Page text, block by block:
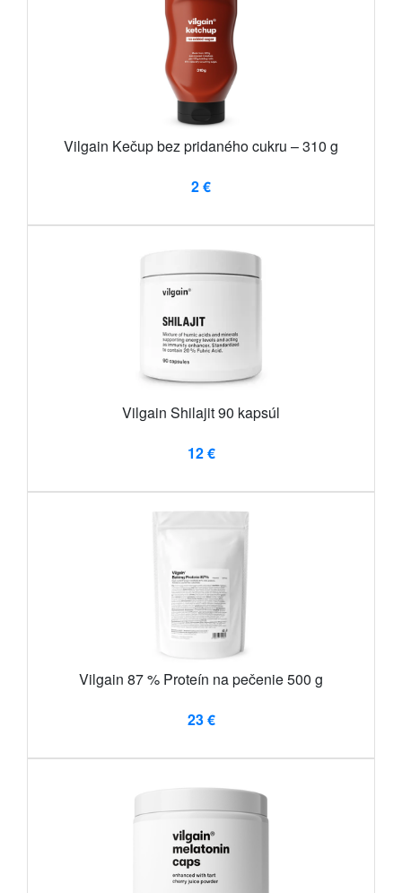
Vilgain Kečup bez pridaného cukru – 310 g
2 €
Vilgain Shilajit 90 kapsúl
12 €
Vilgain 87 % Proteín na pečenie 500 g
23 €